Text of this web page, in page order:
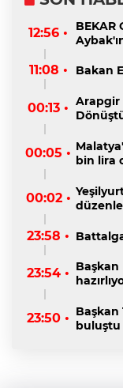
12:56 •
BEKAR
11:08 • Bakan
00:13 • Arapgir
00:05 • bin lira
00:02 •
23:58 •
23:54 • Başkan
23:50 • Başkan
buluştu